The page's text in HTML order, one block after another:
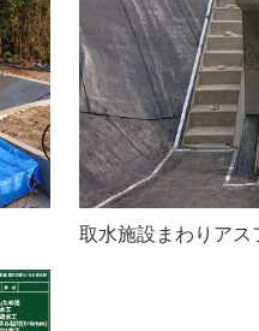
取水施設まわりアス